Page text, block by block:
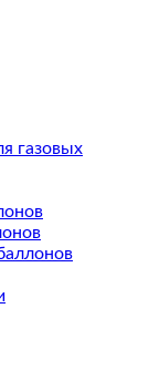
газовых